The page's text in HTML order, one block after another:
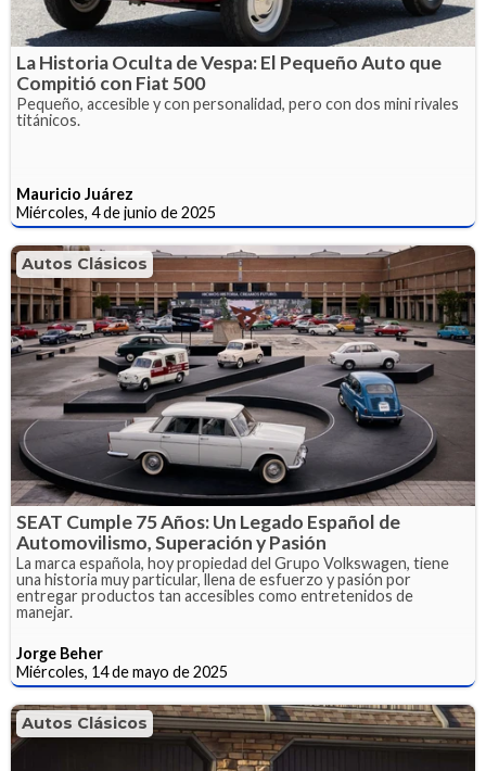
La Historia Oculta de Vespa: El Pequeño Auto que
Compitió con Fiat 500
Pequeño, accesible y con personalidad, pero con dos mini rivales
titánicos.
Mauricio Juárez
Miércoles, 4 de junio de 2025
Autos Clásicos
SEAT Cumple 75 Años: Un Legado Español de
Automovilismo, Superación y Pasión
La marca española, hoy propiedad del Grupo Volkswagen, tiene
una historia muy particular, llena de esfuerzo y pasión por
entregar productos tan accesibles como entretenidos de
manejar.
Jorge Beher
Miércoles, 14 de mayo de 2025
Autos Clásicos